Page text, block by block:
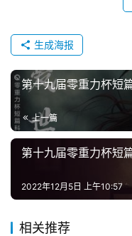
生成海报
第十九届零重力杯短
上一篇
第十九届零重力杯短
2022年12月5日 上午10:57
相关推荐